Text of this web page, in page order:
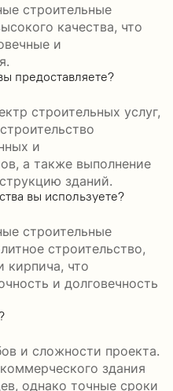
строительные
качества, что
и
предоставляете?
строительных услуг,
и
а также выполнение
зданий.
вы используете?
строительные
строительство,
кирпича, что
и долговечность
и сложности проекта.
здания
однако точные сроки